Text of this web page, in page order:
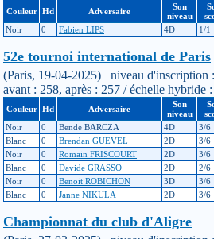
Couleur Hd Adversaire
Son
niveau
Noir
0 Fabien LIPS 4D 1/1
52e tournoi international de Paris
(Paris, 19-04-2025) niveau d'inscription
avant : 258, après : 257 / échelle hybride
Couleur Hd Adversaire
Son
niveau
Noir
0 Bende BARCZA 4D 3/6
Blanc
0 Brendan GUEVEL 2D 3/6
Noir
0 Romain FRISCOURT 2D 3/6
Blanc
0 Davide GRASSO 2D 2/6
Noir
0 Benoit ROBICHON 3D 3/6
Blanc
0 Janne NIKULA 2D 3/6
Championnat du club d'Aligre